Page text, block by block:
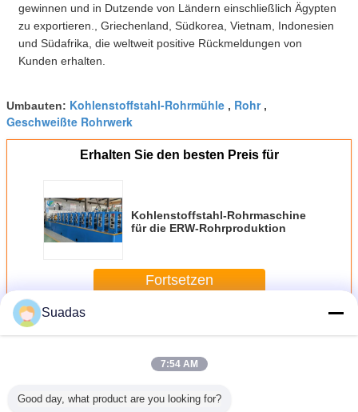
gewinnen und in Dutzende von Ländern einschließlich Ägypten
zu exportieren., Griechenland, Südkorea, Vietnam, Indonesien
und Südafrika, die weltweit positive Rückmeldungen von
Kunden erhalten.
Umbauten: Kohlenstoffstahl-Rohrmühle , Rohr,
Geschweißte Rohrwerk
Erhalten Sie den besten Preis für
Kohlenstoffstahl-Rohrmaschine
für die ERW-Rohrproduktion
Fortsetzen
Mehr
Suadas
7:54 AM
Good day, what product are you looking for?